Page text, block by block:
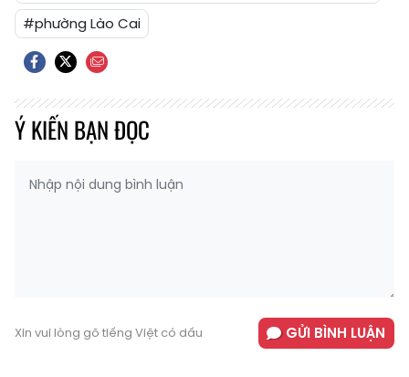
#phường Lào Cai
Ý KIẾN BẠN ĐỌC
Xin vui lòng gõ tiếng Việt có dấu GỬI BÌNH LUẬN